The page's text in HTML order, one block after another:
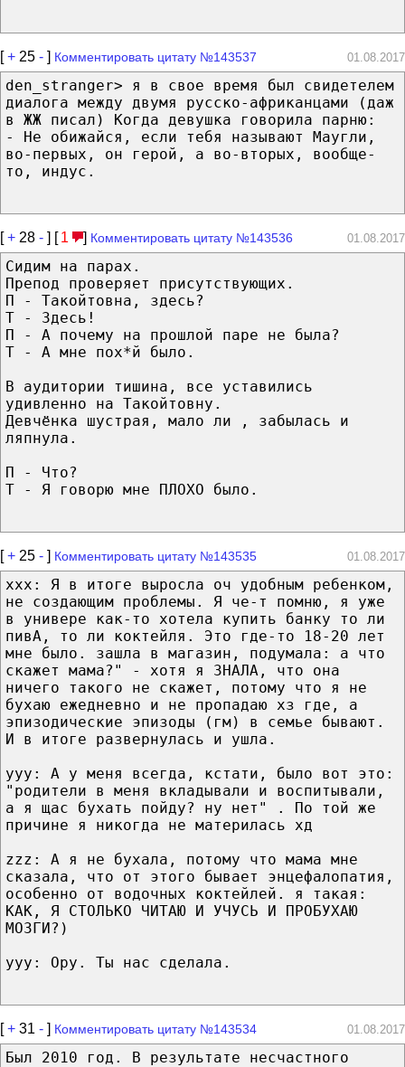
[+ 25 - ] Комментировать цитату №143537 01.08.2017
den_stranger> я в свое время был свидетелем
диалога между двумя русско-африканцами (даж
в ЖЖ писал) Когда девушка говорила парню:
- Не обижайся, если тебя называют Маугли,
во-первых, он герой, а во-вторых, вообще-
то, индус.
[+ 28 - ] [ 1 ] Комментировать цитату №143536 01.08.2017
Сидим на парах.
Препод проверяет присутствующих.
П - Такойтовна, здесь?
Т - Здесь!
П - А почему на прошлой паре не была?
Т - А мне пох*й было.
В аудитории тишина, все уставились
удивленно на Такойтовну.
Девчёнка шустрая, мало ли , забылась и
ляпнула.
П - Что?
Т - Я говорю мне ПЛОХО было.
[+ 25 - ] Комментировать цитату №143535 01.08.2017
ххх: Я в итоге выросла оч удобным ребенком,
не создающим проблемы. Я че-т помню, я уже
в универе как-то хотела купить банку то ли
пивА, то ли коктейля. Это где-то 18-20 лет
мне было. зашла в магазин, подумала: а что
скажет мама?" - хотя я ЗНАЛА, что она
ничего такого не скажет, потому что я не
бухаю ежедневно и не пропадаю хз где, а
эпизодические эпизоды (гм) в семье бывают.
И в итоге развернулась и ушла.
yyy: А у меня всегда, кстати, было вот это:
"родители в меня вкладывали и воспитывали,
а я щас бухать пойду? ну нет" . По той же
причине я никогда не материлась хд
zzz: А я не бухала, потому что мама мне
сказала, что от этого бывает энцефалопатия,
особенно от водочных коктейлей. я такая:
КАК, Я СТОЛЬКО ЧИТАЮ И УЧУСЬ И ПРОБУХАЮ
МОЗГИ?)
yyy: Ору. Ты нас сделала.
[+ 31 - ] Комментировать цитату №143534 01.08.2017
Был 2010 год. В результате несчастного